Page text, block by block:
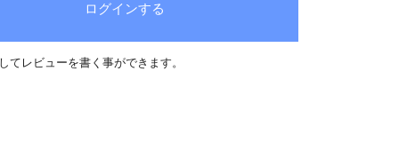
ログインする
てレビューを書く事ができます。